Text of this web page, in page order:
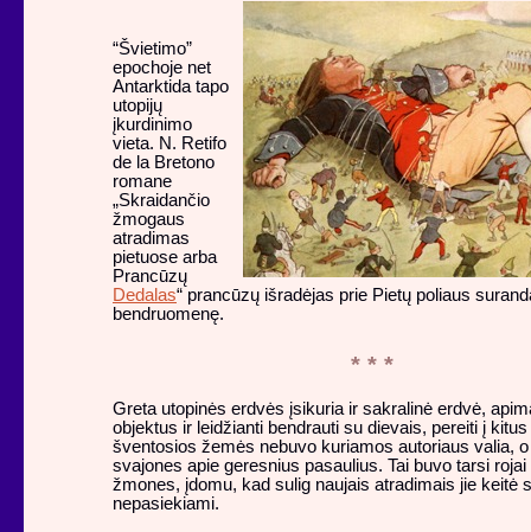
“Švietimo”
epochoje net
Antarktida tapo
utopijų
įkurdinimo
vieta. N. Retifo
de la Bretono
romane
„Skraidančio
žmogaus
atradimas
pietuose arba
Prancūzų
Dedalas“ prancūzų išradėjas prie Pietų poliaus
bendruomenę.
* * *
Greta utopinės erdvės įsikuria ir sakralinė erdvė,
objektus ir leidžianti bendrauti su dievais, pereiti į
šventosios žemės nebuvo kuriamos autoriaus valia,
svajones apie geresnius pasaulius. Tai buvo tarsi
žmones, įdomu, kad sulig naujais atradimais jie keitė
nepasiekiami.